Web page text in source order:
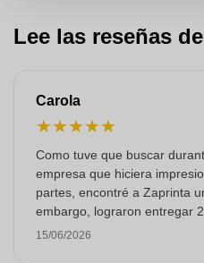
Lee las reseñas
Carola
★★★★★
Como tuve que buscar
empresa que hiciera
partes, encontré a Zaprinta
embargo, lograron entregar
esmalte con una impresión
15/06/2026